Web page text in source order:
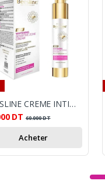
BEESLINE CREME INTIME ECLAICISSANT 50ML
DT 60.000DT
Acheter